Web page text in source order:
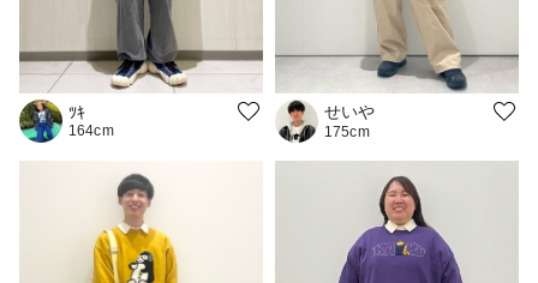
ﾂｷ
164cm
せいや
175cm